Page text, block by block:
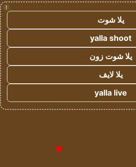
!
يلا شوت
yalla shoot
يلا شوت زون
يلا لايف
yalla live